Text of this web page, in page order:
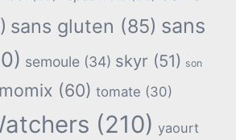
sans gluten (85) sans
semoule (34) skyr (51) son
(60) tomate (30)
(210) yaourt